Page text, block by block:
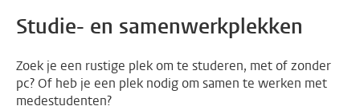
Studie- en samenwerkplekken
Zoek je een rustige plek om te studeren, met of zonder
pc? Of heb je een plek nodig om samen te werken met
medestudenten?